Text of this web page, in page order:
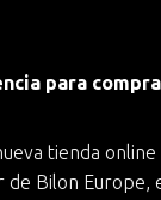
para
tienda
de Bilon Europe,